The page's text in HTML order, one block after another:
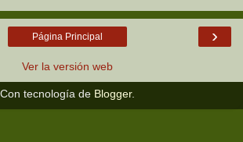
›
Página Principal
Ver la versión web
Con tecnología de Blogger.